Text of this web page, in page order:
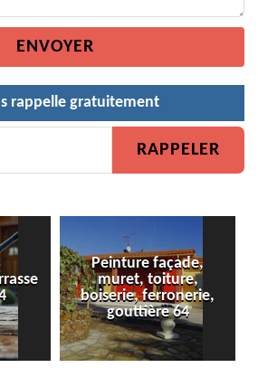
rappelle gratuitement
64
Peinture de clôture 64